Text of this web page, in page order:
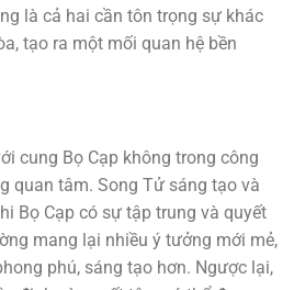
là cả hai cần tôn trọng sự khác
tạo ra một mối quan hệ bền
cung Bọ Cạp không trong công
quan tâm. Song Tử sáng tạo và
Bọ Cạp có sự tập trung và quyết
mang lại nhiều ý tưởng mới mẻ,
phú, sáng tạo hơn. Ngược lại,